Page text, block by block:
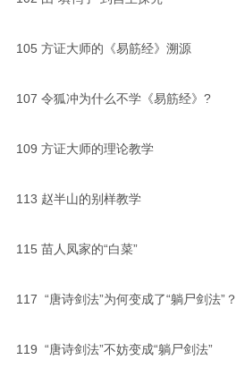
105 方证大师的《易筋经》溯源
107 令狐冲为什么不学《易筋经》?
109 方证大师的理论教学
113 赵半山的别样教学
115 苗人凤家的“白菜”
117 “唐诗剑法”为何变成了“躺尸剑法”？
119 “唐诗剑法”不妨变成“躺尸剑法”